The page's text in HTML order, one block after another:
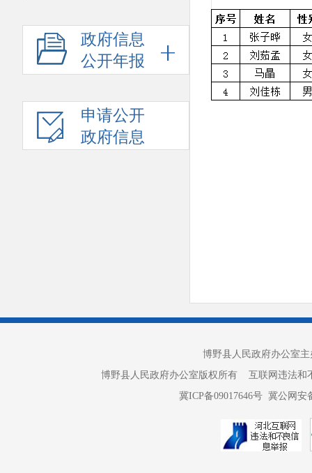
政府信息
公开年报
申请公开
政府信息
博野县人民政府办公室
博野县人民政府办公室版权所有 互联网违法和不
冀ICP备09017646号 冀公网安